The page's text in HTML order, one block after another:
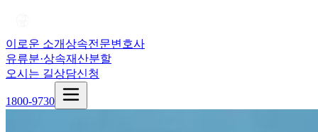
이로운 소개상속전문변호사
유류분·상속재산분할
오시는 길상담신청
1800-9730